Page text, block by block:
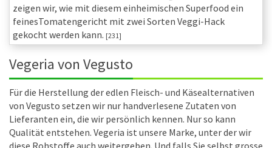
zeigen wir, wie mit diesem einheimischen Superfood ein
feinesTomatengericht mit zwei Sorten Veggi-Hack
gekocht werden kann. [231]
Vegeria von Vegusto
Für die Herstellung der edlen Fleisch- und Käsealternativen
von Vegusto setzen wir nur handverlesene Zutaten von
Lieferanten ein, die wir persönlich kennen. Nur so kann
Qualität entstehen. Vegeria ist unsere Marke, unter der wir
diese Rohstoffe auch weitergeben. Und falls Sie selbst grosse